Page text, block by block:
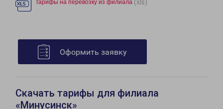
Тарифы на перевозку из филиала (xls)
Оформить заявку
Скачать тарифы для филиала
«Минусинск»